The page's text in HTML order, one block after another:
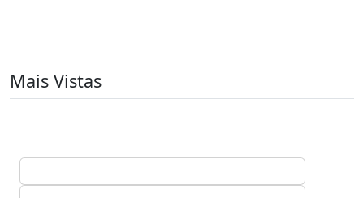
Mais Vistas